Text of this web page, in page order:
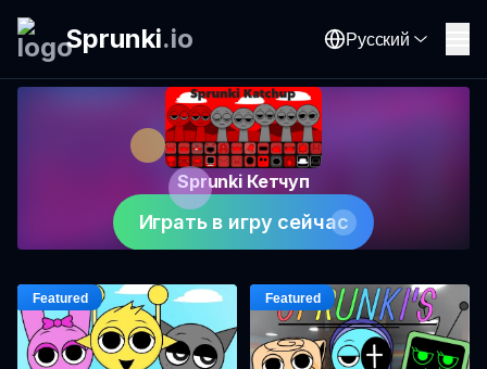
Sprunki.io Русский
Sprunki Кетчуп
Играть в игру сейчас